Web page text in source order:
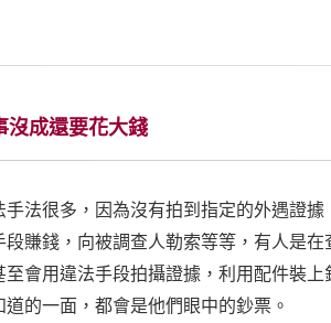
沒成還要花大錢
法很多，因為沒有拍到指定的外遇證
賺錢，向被調查人勒索等等，有人是
至會用違法手段拍攝證據，利用配件裝
的一面，都會是他們眼中的鈔票。